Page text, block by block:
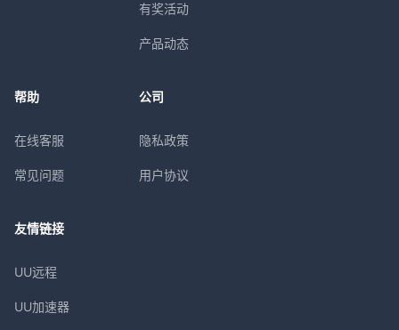
有奖活动
产品动态
帮助
在线客服
常见问题
公司
隐私政策
用户协议
友情链接
UU远程
UU加速器